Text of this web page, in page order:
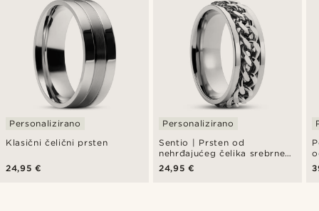
Klasični čelični prsten
Personalizirano
24,95 €
Sentio | Prsten od
nehrđajućeg čelika srebrne
boje s uzorkom lanca
Personalizirano
24,95 €